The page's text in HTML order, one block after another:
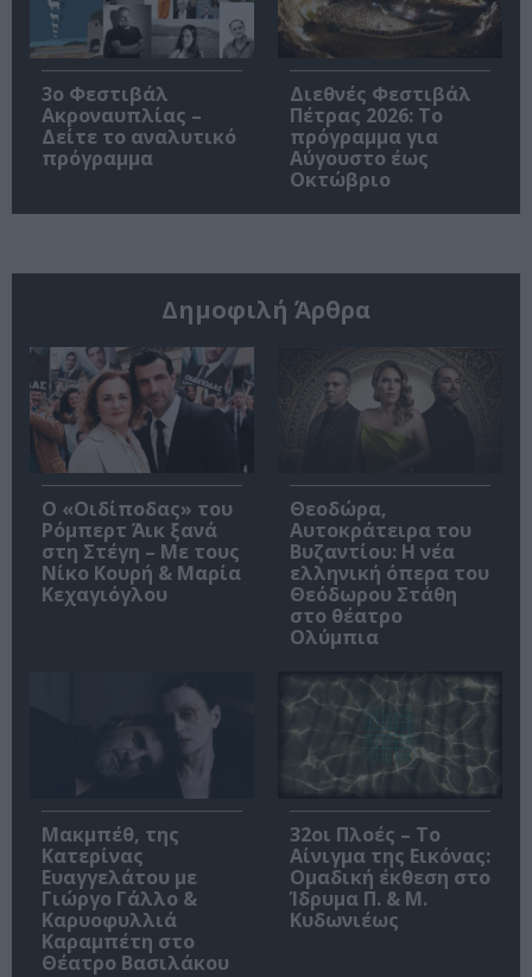
3ο Φεστιβάλ
Ακροναυπλίας –
Δείτε το αναλυτικό
πρόγραμμα
Διεθνές Φεστιβάλ
Πέτρας 2026: Το
πρόγραμμα για
Αύγουστο έως
Οκτώβριο
Δημοφιλή Άρθρα
O «Οιδίποδας» του
Ρόμπερτ Άικ ξανά
στη Στέγη – Με τους
Νίκο Κουρή & Μαρία
Κεχαγιόγλου
Θεοδώρα,
Αυτοκράτειρα του
Βυζαντίου: Η νέα
ελληνική όπερα του
Θεόδωρου Στάθη
στο θέατρο
Ολύμπια
Μακμπέθ, της
Κατερίνας
Ευαγγελάτου με
Γιώργο Γάλλο &
Καρυοφυλλιά
Καραμπέτη στο
Θέατρο Βασιλάκου
32οι Πλοές – Το
Αίνιγμα της Εικόνας:
Ομαδική έκθεση στο
Ίδρυμα Π. & Μ.
Κυδωνιέως